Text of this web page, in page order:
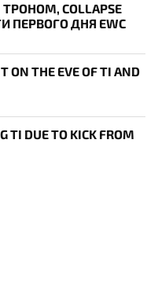
COLLAPSE
ПЕРВОГО ДНЯ EWC
ON THE EVE OF TI AND
TI DUE TO KICK FROM